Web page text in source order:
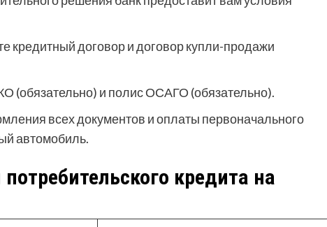
договор и договор купли-продажи
(обязательно) и полис ОСАГО (обязательно).
всех документов и оплаты первоначального
автомобиль.
кредита на